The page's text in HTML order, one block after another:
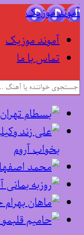
آموند موزیک
آموند موزیک
تماس با ما
بخواب آروم